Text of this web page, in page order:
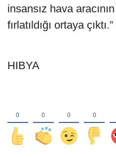
insansız hava
fırlatıldığı ortaya çıktı.”
HIBYA